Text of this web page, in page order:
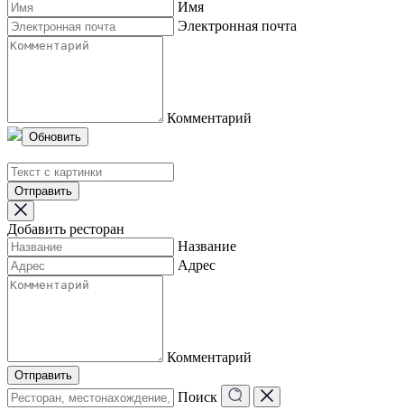
Имя
Электронная почта
Комментарий
Обновить
Отправить
Добавить ресторан
Название
Адрес
Комментарий
Отправить
Поиск